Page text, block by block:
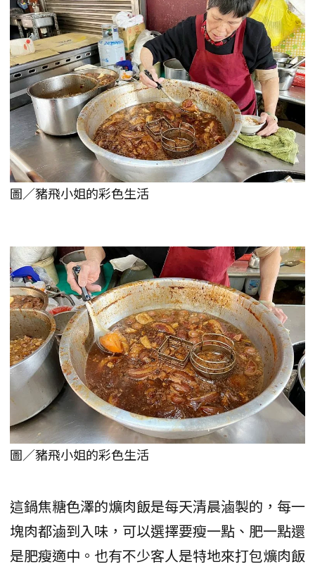
圖／豬飛小姐的彩色生活
圖／豬飛小姐的彩色生活
這鍋焦糖色澤的爌肉飯是每天清晨滷製的，每一
塊肉都滷到入味，可以選擇要瘦一點、肥一點還
是肥瘦適中。也有不少客人是特地來打包爌肉飯